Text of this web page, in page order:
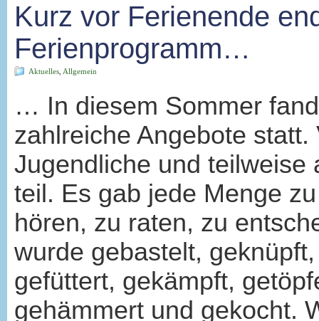
Kurz vor Ferienende
Ferienprogramm…
Aktuelles Allgemein
… In diesem Sommer
zahlreiche Angebote
Jugendliche und teilweise
teil. Es gab jede Menge
hören, zu raten, zu
wurde gebastelt,
gefüttert, gekämpft,
gehämmert und gekocht.